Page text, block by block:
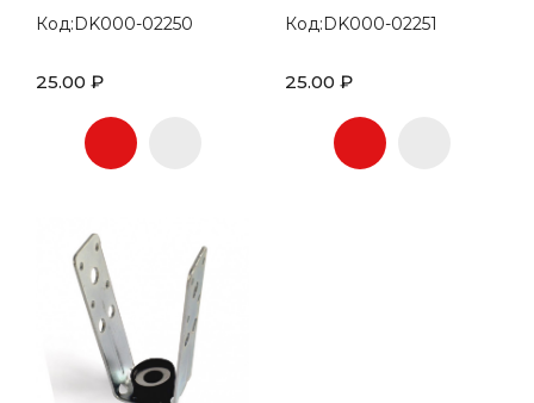
Код:DK000-02250
25.00 ₽
Код:DK000-02251
25.00 ₽